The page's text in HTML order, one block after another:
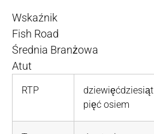
Wskaźnik
Fish Road
Średnia Branżowa
Atut
RTP
dziewięćdziesiąt
pięć osiem